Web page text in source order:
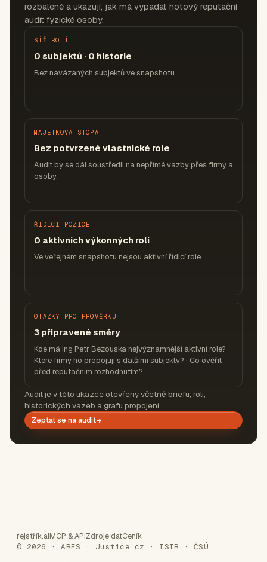
rozbalené a ukazují, jak má vypadat hotový reputační
audit fyzické osoby.
SÍŤ ROLÍ
0 subjektů · 0 historie
Bez navázaných subjektů ve snapshotu.
MAJETKOVÁ STOPA
Bez potvrzené vlastnické role
Audit by se dál soustředil na nepřímé vazby přes firmy a
osoby.
ŘÍDICÍ POZICE
0 aktivních výkonných rolí
Ve veřejném snapshotu nejsou aktivní řídicí role.
OTÁZKY PRO PROVĚRKU
3 připravené směry
Kde má Ing Petr Bezouska nejvýznamnější aktivní role? ·
Které firmy ho propojují s dalšími subjekty? · Co ověřit
před reputačním rozhodnutím?
Audit je v této ukázce otevřený včetně briefu, rolí,
historických vazeb a grafu propojení.
Zeptat se na audit
rejstřík.aiMCP & APIZdroje datCeník
© 2026 · ARES · Justice.cz · ISIR · ČSÚ